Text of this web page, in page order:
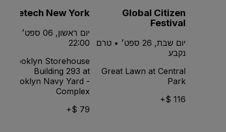
Global Citizen
Festival
יום שבת, 26 ספט׳ • טרם
נקבע
Great Lawn at Central
Park
116 $+
Teletech New York
יום ראשון, 06 ספט׳ •
22:00
Brooklyn Storehouse
Building 293 at
Brooklyn Navy Yard -
Complex
79 $+